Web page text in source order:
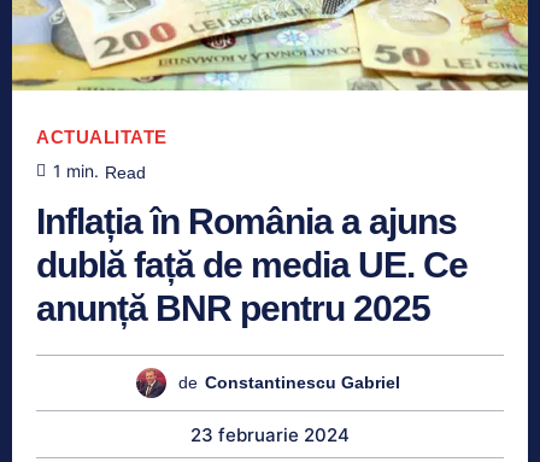
ACTUALITATE
1 min. Read
Inflația în România a ajuns
dublă față de media UE. Ce
anunță BNR pentru 2025
de Constantinescu Gabriel
23 februarie 2024